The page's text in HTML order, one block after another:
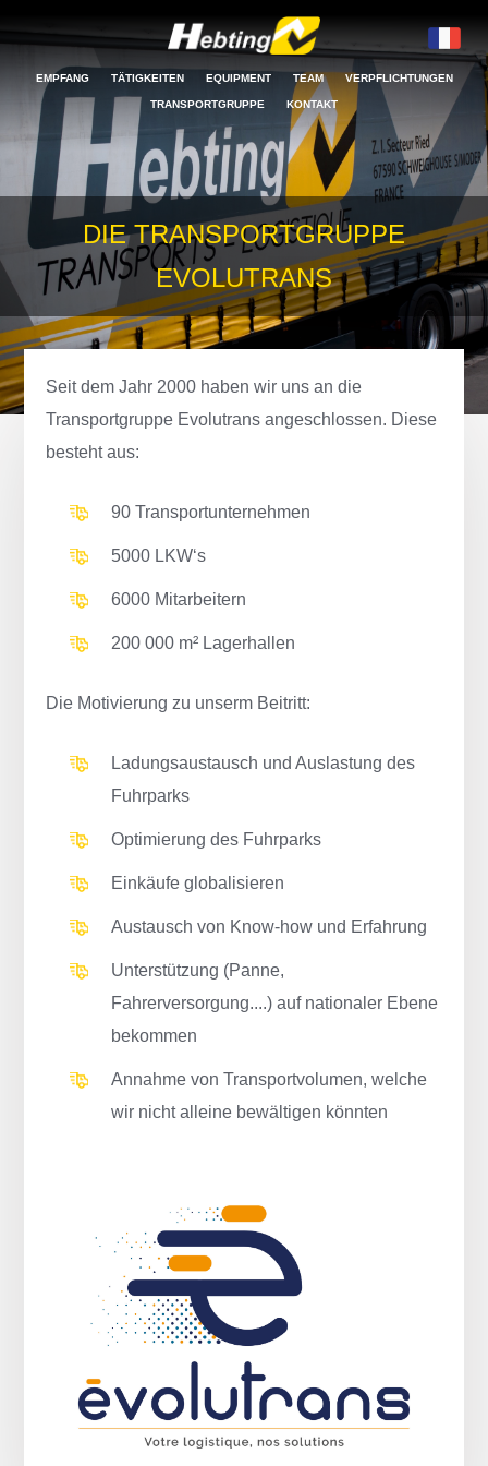
EMPFANG TÄTIGKEITEN EQUIPMENT TEAM VERPFLICHTUNGEN
TRANSPORTGRUPPE KONTAKT
DIE TRANSPORTGRUPPE
EVOLUTRANS
Seit dem Jahr 2000 haben wir uns an die
Transportgruppe Evolutrans angeschlossen. Diese
besteht aus:
90 Transportunternehmen
5000 LKW‘s
6000 Mitarbeitern
200 000 m² Lagerhallen
Die Motivierung zu unserm Beitritt:
Ladungsaustausch und Auslastung des
Fuhrparks
Optimierung des Fuhrparks
Einkäufe globalisieren
Austausch von Know-how und Erfahrung
Unterstützung (Panne,
Fahrerversorgung....) auf nationaler Ebene
bekommen
Annahme von Transportvolumen, welche
wir nicht alleine bewältigen könnten